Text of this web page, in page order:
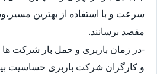
سرعت و با استفاده از بهترین
مقصد برسانند.
-در زمان باربری و حمل بار شرکت ها
و کارگران شرکت باربری حساسیت